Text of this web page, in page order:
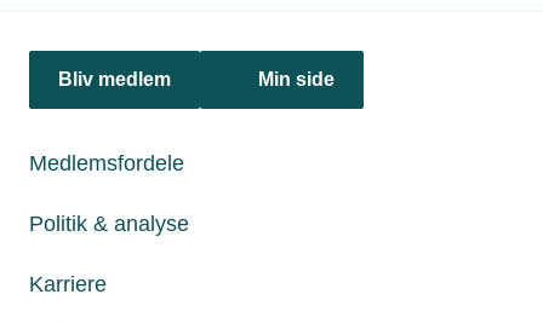
Bliv medlem Min side
Medlemsfordele
Politik & analyse
Karriere
jura@tekniq.dk
Mandag til torsdag fra kl. 8:00 til 16:00